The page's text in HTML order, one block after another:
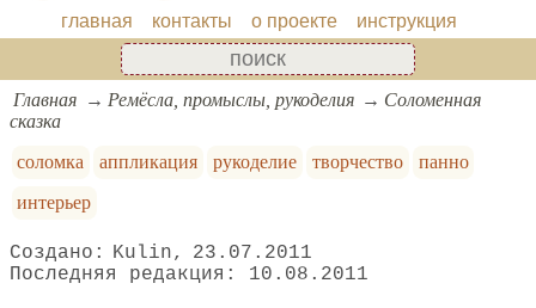
главная контакты о проекте инструкция
Главная Ремёсла, промыслы, рукоделия
Соломенная
сказка
соломка
аппликация рукоделие творчество
панно
интерьер
Kulin
23.07.2011
10.08.2011